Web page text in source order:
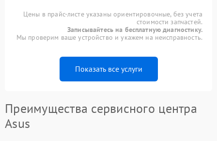
Цены в прайс-листе указаны ориентировочные, без учета
стоимости запчастей.
Записывайтесь на бесплатную диагностику.
Мы проверим ваше устройство и укажем на неисправность.
Показать все услуги
Преимущества сервисного центра
Asus